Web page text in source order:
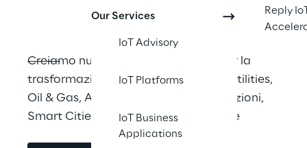
Our Services
IoT Advisory
IoT Platforms
IoT Business
Applications
Reply
Creiamo nuovi modelli di business per la
trasformazione dei settori Energy & Utilities,
Oil & Gas, Automotive, Telecomunicazioni,
Smart Cities, Trasporti e Infrastrutture